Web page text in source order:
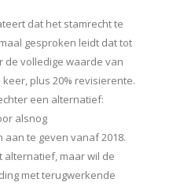
dat het stamrecht te
gesproken leidt dat tot
de volledige waarde van
plus 20% revisierente.
een alternatief:
alsnog
te geven vanaf 2018.
alternatief, maar wil de
met terugwerkende